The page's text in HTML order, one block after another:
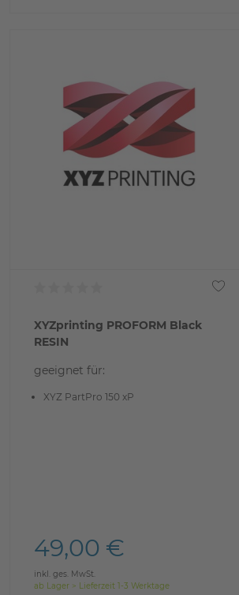
XYZprinting PROFORM Black
RESIN
geeignet für:
XYZ PartPro 150 xP
49,00 €
inkl. ges. MwSt.
ab Lager > Lieferzeit 1-3 Werktage